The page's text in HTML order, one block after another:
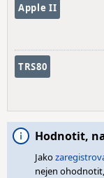
Apple II
TRS80
Hodnotit,
Jako
nejen